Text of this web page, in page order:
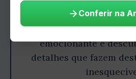
Aprofunde-se
emocionante e
detalhes que fazem
Conferir na